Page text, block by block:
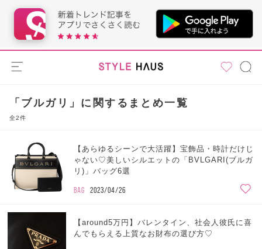
「ブルガリ」に関するまとめ一覧
全2件
【あらゆるシーンで大活躍】宝飾品・時計だけじ
ゃない♡美しいシルエットの「BVLGARI(ブルガ
リ)」バッグ6選
BAG 2023/04/26
【around5万円】バレンタイン、社会人彼氏に喜
んでもらえる上質なお財布の選び方♡